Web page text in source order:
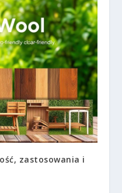
zastosowania i